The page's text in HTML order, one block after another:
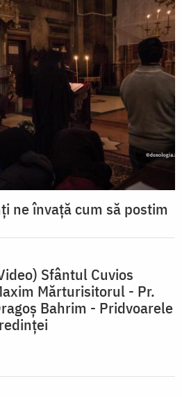
ne învață cum să postim
Sfântul Cuvios
Mărturisitorul - Pr.
Bahrim - Pridvoarele